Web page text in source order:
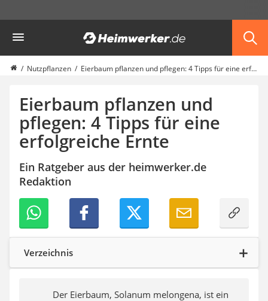
Garten
Akku-Laubsauger
Faltpavillon
Schlauchtrommel
Solar-Lichterkette außen
Teleskopleiter
Ameisengift
Pavillon
Sichtschutzstreifen
Akku-Laubbläser
Koifutter
Kassettenmarkise
Bosch-Heckenschere
Stihl-Laubbläser
Minidumper
Nutzpflanzen Eierbaum pflanzen und pflegen: 4 Tipps für eine erfolgreiche Ernte
Eierbaum pflanzen und
pflegen: 4 Tipps für eine
erfolgreiche Ernte
Ein Ratgeber aus der heimwerker.de
Redaktion
Verzeichnis
Der Eierbaum, Solanum melongena, ist ein